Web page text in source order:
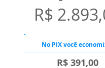
R$
No PIX você
R$ 391,00